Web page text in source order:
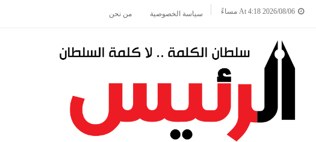
2026/08/06 At 4:18 مساءً سياسة الخصوصية من نحن